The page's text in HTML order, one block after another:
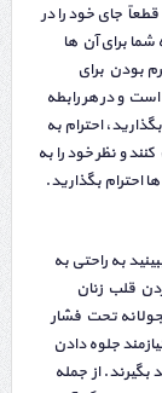
قطعاً جای خود را در
برای آن ها
بودن برای
و در هر رابطه
احترام به
و نظر خود را به
احترام بگذارید.
به راحتی به
قلب زنان
تحت فشار
جلوه دادن
بگیرند. از جمله